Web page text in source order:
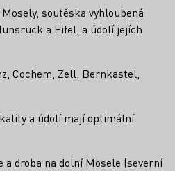
soutěska vyhloubená
a Eifel, a údolí jejích
Cochem, Zell, Bernkastel,
a údolí mají optimální
droba na dolní Mosele (severní